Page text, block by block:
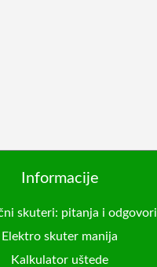
Informacije
skuteri: pitanja i odgovori
Elektro skuter manija
Kalkulator uštede